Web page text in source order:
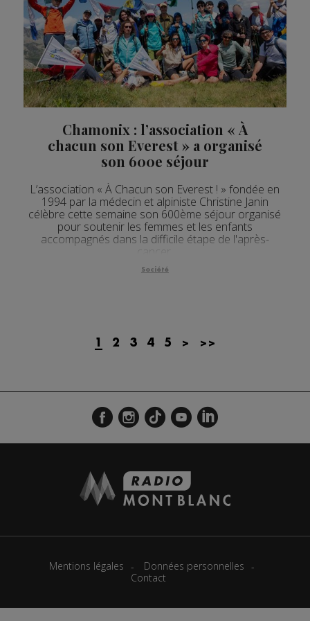
24.07.2026 2'03"
24.07.2026 Actualités Régionales 10h05 3'30"
24.07.2026 Actualités Régionales 09h33 2'14"
24.07.2026 Actualités Régionales 09h33 5'01"
Actualités Régionales 09h04
Actualités Régionales 08h32 2'12"
Actualités Régionales 08h05
24.07.2026 Actualités Régionales 07h32 2'07"
24.07.2026 Actualités Régionales 07h03 3'04"
Actualités Régionales 13h04 2'03"
Actualités Régionales 12h04
Actualités Régionales 09h06
Actualités Régionales 08h05
Actualités Régionales 13h02
22.07.2026 Actualités Régionales 09h34 2'21"
Chamonix : l’association « À
chacun son Everest » a organisé
son 600e séjour
L’association « À Chacun son Everest ! » fondée en
1994 par la médecin et alpiniste Christine Janin
célèbre cette semaine son 600ème séjour organisé
pour soutenir les femmes et les enfants
accompagnés dans la difficile étape de l'après-
Société
1 2 3 4 5 > >>
Mentions légales
Données personnelles
Contact